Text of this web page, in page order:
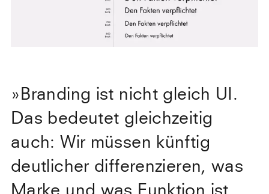
» Branding ist nicht gleich UI.
Das bedeutet gleichzeitig
auch: Wir müssen künftig
deutlicher differenzieren, was